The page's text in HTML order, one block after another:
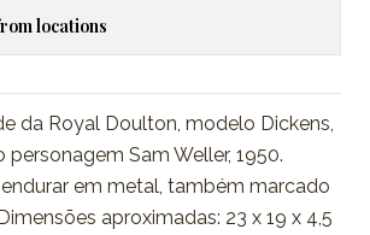
locations
da Royal Doulton, modelo Dickens,
Sam Weller, 1950.
em metal, também marcado
aproximadas: 23 x 19 x 4,5